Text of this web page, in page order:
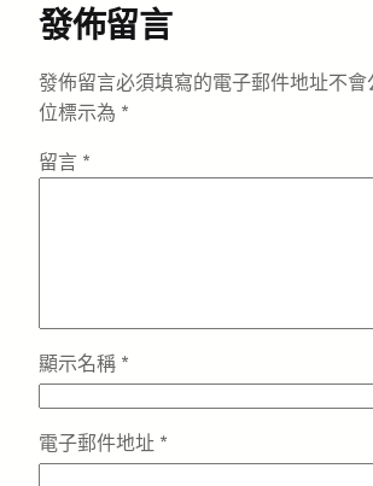
發佈留言
發佈留言必須填寫的電子郵件地址不會
位標示為 *
留言 *
顯示名稱 *
電子郵件地址 *